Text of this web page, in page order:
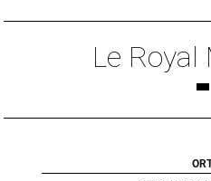
Le Royal